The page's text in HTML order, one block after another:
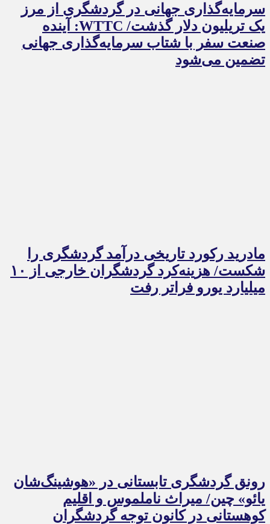
سرمایه‌گذاری جهانی در گردشگری از مرز
یک تریلیون دلار گذشت/ WTTC: آینده
صنعت سفر با شتاب سرمایه‌گذاری جهانی
تضمین می‌شود
مادرید رکورد تاریخی درآمد گردشگری را
شکست/ هزینه‌کرد گردشگران خارجی از ۱۰
میلیارد یورو فراتر رفت
رونق گردشگری تابستانی در «هوشینگ‌شان
یائو» چین/ میراث ناملموس و اقلیم
کوهستانی در کانون توجه گردشگران